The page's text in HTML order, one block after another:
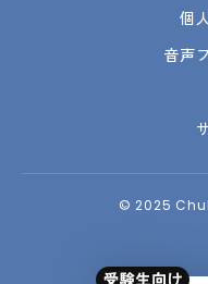
個
音声
© 2025